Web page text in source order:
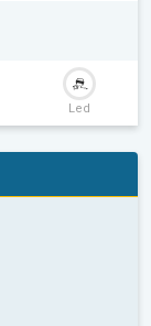
Led